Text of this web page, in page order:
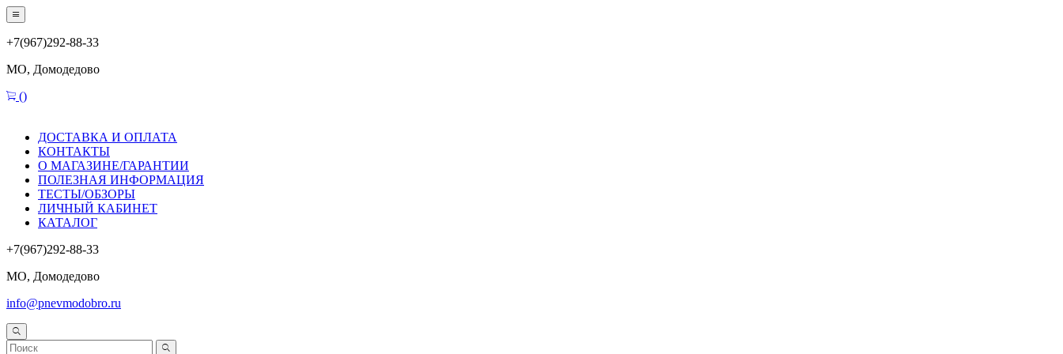
+7(967)292-88-33
МО, Домодедово
()
ДОСТАВКА И ОПЛАТА
КОНТАКТЫ
О МАГАЗИНЕ/ГАРАНТИИ
ПОЛЕЗНАЯ ИНФОРМАЦИЯ
ТЕСТЫ/ОБЗОРЫ
ЛИЧНЫЙ КАБИНЕТ
КАТАЛОГ
+7(967)292-88-33
МО, Домодедово
info@pnevmodobro.ru